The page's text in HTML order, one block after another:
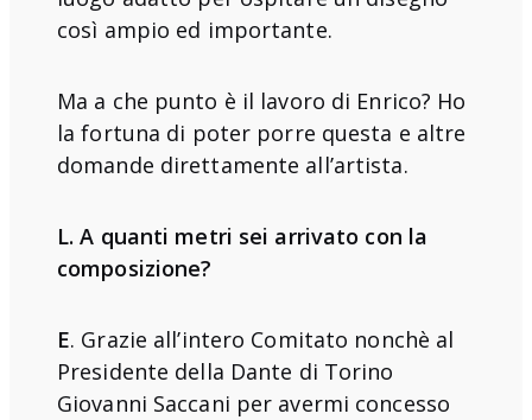
così ampio ed importante.
Ma a che punto è il lavoro di Enrico? Ho
la fortuna di poter porre questa e altre
domande direttamente all’artista.
L. A quanti metri sei arrivato con la
composizione?
E. Grazie all’intero Comitato nonchè al
Presidente della Dante di Torino
Giovanni Saccani per avermi concesso